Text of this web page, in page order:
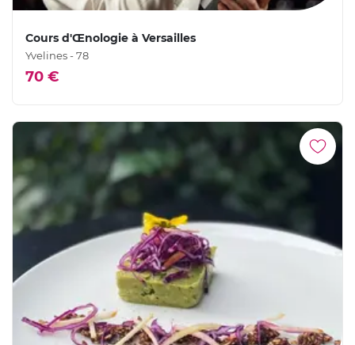
Cours d'Œnologie à Versailles
Yvelines - 78
70 €